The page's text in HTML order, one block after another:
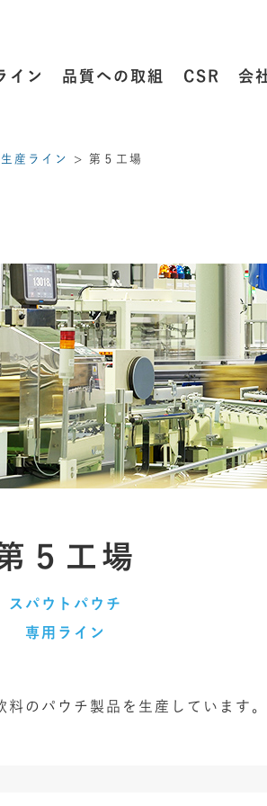
イン 品質への取組 CSR 会
生産ライン > 第５工場
５工場
スパウトパウチ
専用ライン
料のパウチ製品を生産しています。